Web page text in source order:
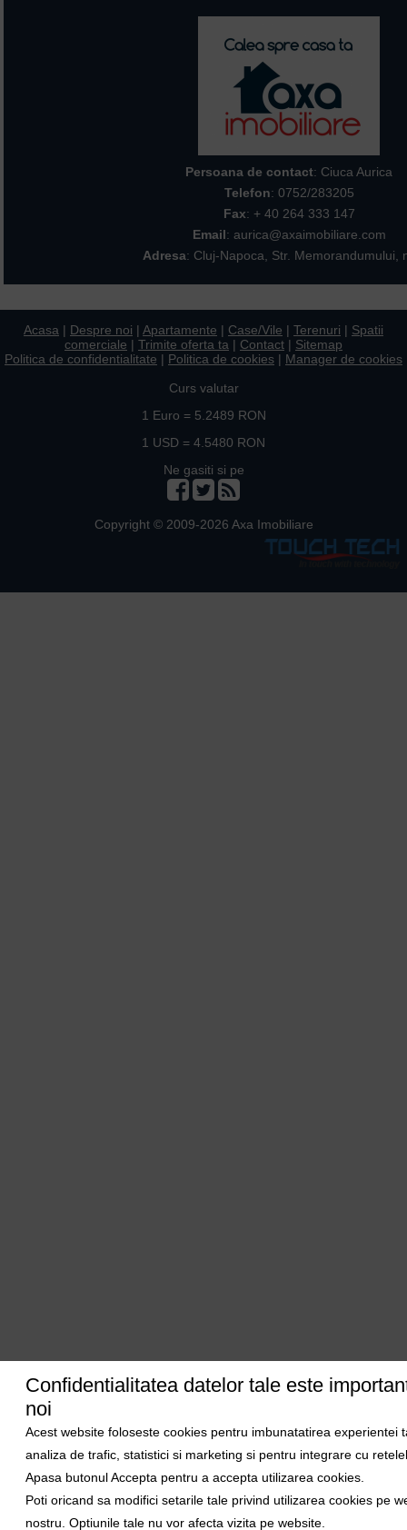
Persoana de contact: Ciuca Aurica
Telefon: 0752/283205
Fax: + 40 264 333 147
Email: aurica@axaimobiliare.com
Adresa: Cluj-Napoca, Str. Memorandumului,
Acasa | Despre noi | Apartamente | Case/Vile | Terenuri | Spatii
comerciale | Trimite oferta ta | Contact | Sitemap
Politica de confidentialitate | Politica de cookies | Manager de cookies
Curs valutar
1 Euro = 5.2489 RON
1 USD = 4.5480 RON
Ne gasiti si pe
Copyright © 2009-2026 Axa Imobiliare
Confidentialitatea datelor tale este
noi
Acest website foloseste cookies pentru imbunatatirea experientei
analiza de trafic, statistici si marketing si pentru integrare cu
Apasa butonul Accepta pentru a accepta utilizarea cookies.
Poti oricand sa modifici setarile tale privind utilizarea cookies pe
nostru. Optiunile tale nu vor afecta vizita pe website.